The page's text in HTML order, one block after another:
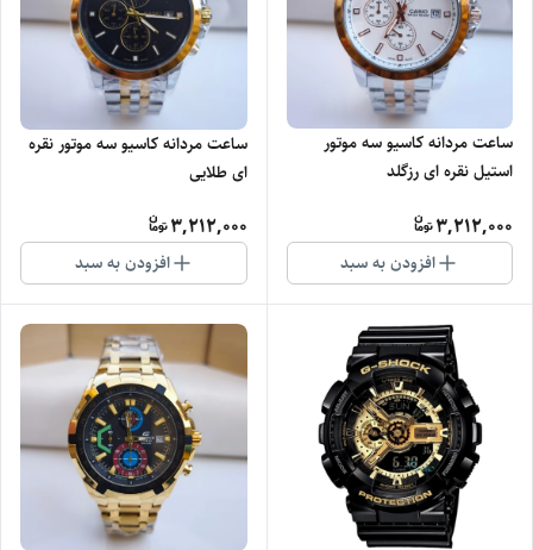
ساعت مردانه کاسیو سه موتور
استیل نقره ای رزگلد
3,212,000
افزودن به سبد
ساعت مردانه کاسیو سه موتور نقره
ای طلایی
3,212,000
افزودن به سبد